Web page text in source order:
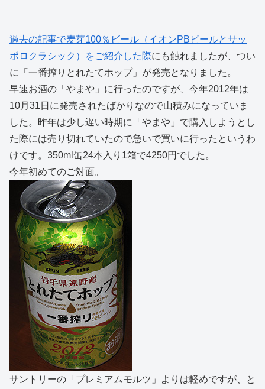
過去の記事で麦芽100％ビール（イオンPBビールとサッ
ポロクラシック）をご紹介した際にも触れましたが、つい
に「一番搾りとれたてホップ」が発売となりました。
早速お酒の「やまや」に行ったのですが、今年2012年は
10月31日に発売されたばかりなので山積みになっていま
した。昨年は少し遅い時期に「やまや」で購入しようとし
た際には売り切れていたので急いで買いに行ったというわ
けです。350ml缶24本入り1箱で4250円でした。
今年初めてのご対面。
サントリーの「プレミアムモルツ」よりは軽めですが、と